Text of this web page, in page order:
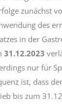
zunächst
des
in der
31.12.2023
nur für
ist, dass
bis zum